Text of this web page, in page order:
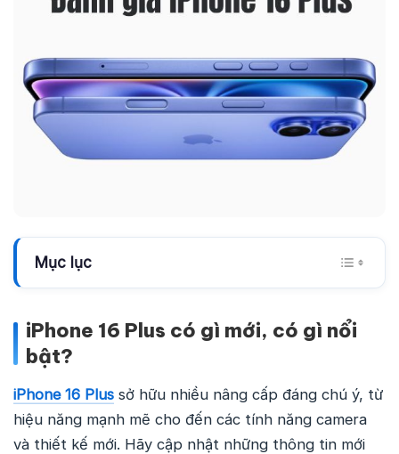
Mục lục
iPhone 16 Plus có gì mới, có gì nổi
bật?
iPhone 16 Plus sở hữu nhiều nâng cấp đáng chú ý, từ
hiệu năng mạnh mẽ cho đến các tính năng camera
và thiết kế mới. Hãy cập nhật những thông tin mới